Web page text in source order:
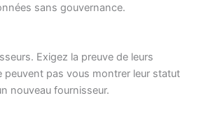
sans gouvernance.
Exigez la preuve de leurs
peuvent pas vous montrer leur statut
nouveau fournisseur.